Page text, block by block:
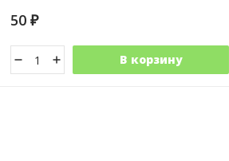
50 ₽
В корзину